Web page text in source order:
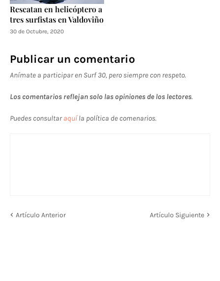
Rescatan en helicóptero a
tres surfistas en Valdoviño
30 de Octubre, 2020
Publicar un comentario
Anímate a participar en Surf 30, pero siempre con respeto.
Los comentarios reflejan solo las opiniones de los lectores.
Puedes consultaraquíla política de comenarios.
Artículo Anterior Artículo Siguiente